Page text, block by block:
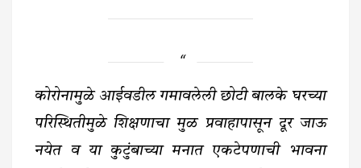
कोरोनामुळे आईवडील गमावलेली छोटी बालके घरच्या
परिस्थितीमुळे शिक्षणाचा मुळ प्रवाहापासून दूर जाऊ
नयेत व या कुटुंबाच्या मनात एकटेपणाची भावना